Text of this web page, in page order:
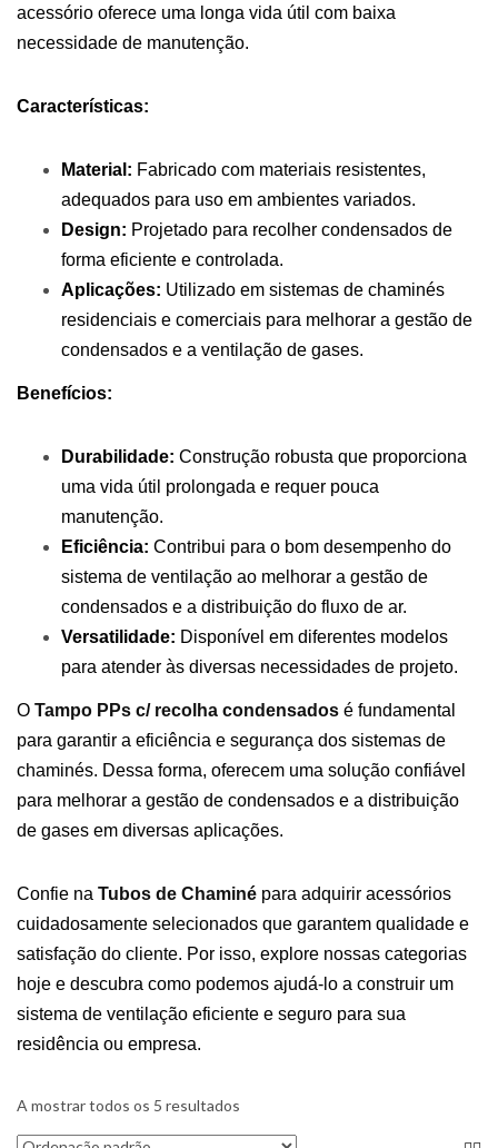
acessório oferece uma longa vida útil com baixa
necessidade de manutenção.
Características:
Material: Fabricado com materiais resistentes,
adequados para uso em ambientes variados.
Design: Projetado para recolher condensados de
forma eficiente e controlada.
Aplicações: Utilizado em sistemas de chaminés
residenciais e comerciais para melhorar a gestão de
condensados e a ventilação de gases.
Benefícios:
Durabilidade: Construção robusta que proporciona
uma vida útil prolongada e requer pouca
manutenção.
Eficiência: Contribui para o bom desempenho do
sistema de ventilação ao melhorar a gestão de
condensados e a distribuição do fluxo de ar.
Versatilidade: Disponível em diferentes modelos
para atender às diversas necessidades de projeto.
O Tampo PPs c/ recolha condensados é fundamental
para garantir a eficiência e segurança dos sistemas de
chaminés. Dessa forma, oferecem uma solução confiável
para melhorar a gestão de condensados e a distribuição
de gases em diversas aplicações.
Confie na Tubos de Chaminé para adquirir acessórios
cuidadosamente selecionados que garantem qualidade e
satisfação do cliente. Por isso, explore nossas categorias
hoje e descubra como podemos ajudá-lo a construir um
sistema de ventilação eficiente e seguro para sua
residência ou empresa.
A mostrar todos os 5 resultados